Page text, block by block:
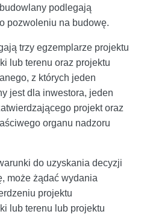
podlegają
pozwoleniu na budowę.
trzy egzemplarze projektu
lub terenu oraz projektu
z których jeden
jest dla inwestora, jeden
projekt oraz
organu nadzoru
do uzyskania decyzji
może żądać wydania
projektu
lub terenu lub projektu